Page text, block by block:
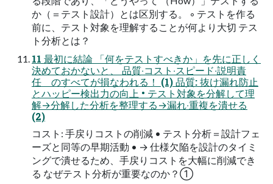
か（＝テスト設計）とは区別する。 ◦ テストを作る
前に、テスト対象を理解することが何より⼤切 テス
ト分析とは？
11 最初に結論 「何をテストすべきか」を先に正しく
決めておかないと、 品質‧コスト‧スピード‧説明責
任 のすべてが損なわれる！ (1) 品質: 抜け漏れ防⽌
とハッピー検出⼒の向上 • テスト対象を分解して理
解→分解した分析を整理する→漏れ‧重複を潰せる
(2)
コスト: ⼿戻りコストの削減 • テスト分析＝設計フェ
ーズと同等の早期活動 • → 仕様⽋陥を設計のタイミ
ングで潰せるため、⼿戻りコストを⼤幅に削減でき
る なぜテスト分析が重要なのか？①